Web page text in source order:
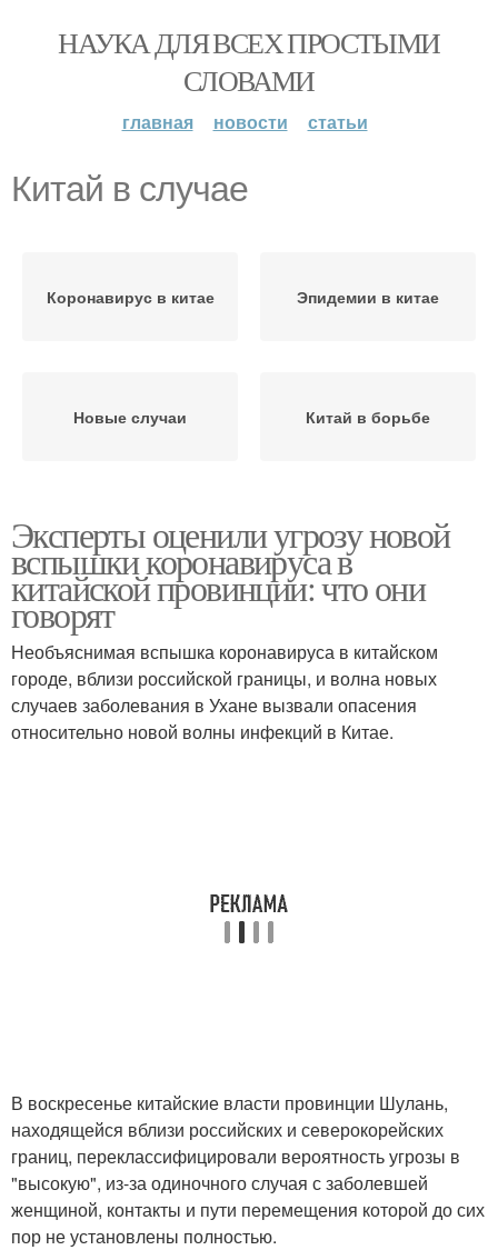
НАУКА ДЛЯ ВСЕХ ПРОСТЫМИ
СЛОВАМИ
главная новости статьи
Китай в случае
Коронавирус в китае Эпидемии в китае
Новые случаи Китай в борьбе
Эксперты оценили угрозу новой
вспышки коронавируса в
китайской провинции: что они
говорят
Необъяснимая вспышка коронавируса в китайском
городе, вблизи российской границы, и волна новых
случаев заболевания в Ухане вызвали опасения
относительно новой волны инфекций в Китае.
В воскресенье китайские власти провинции Шулань,
находящейся вблизи российских и северокорейских
границ, переклассифицировали вероятность угрозы в
"высокую", из-за одиночного случая с заболевшей
женщиной, контакты и пути перемещения которой до сих
пор не установлены полностью.